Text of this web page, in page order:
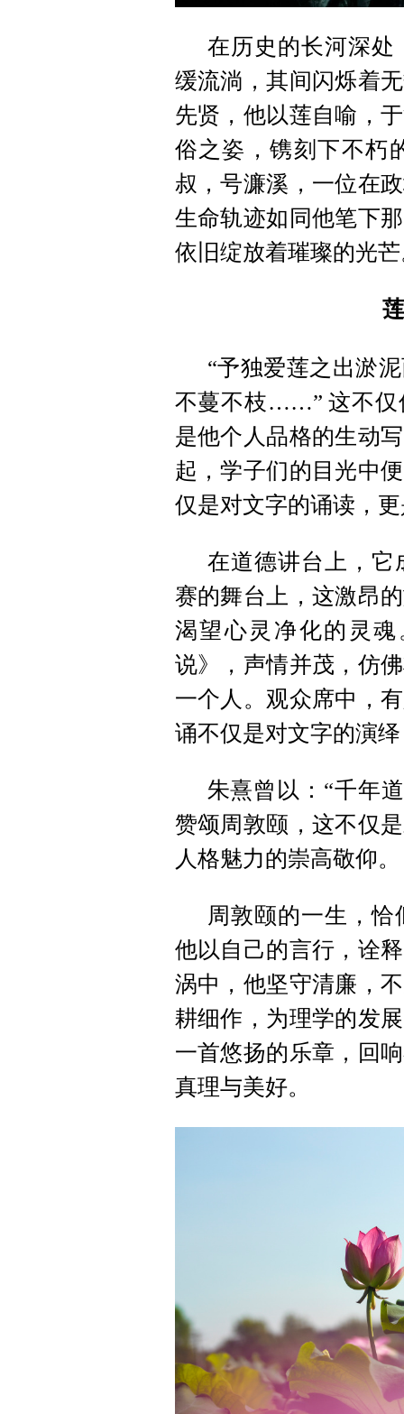
在历史的长河深处
缓流淌，其间闪烁着
先贤，他以莲自喻，
俗之姿，镌刻下不朽
叔，号濂溪，一位在
生命轨迹如同他笔下
依旧绽放着璀璨的光
“予独爱莲之出淤
不蔓不枝……” 这不仅
是他个人品格的生动
起，学子们的目光中
仅是对文字的诵读，
在道德讲台上，它
赛的舞台上，这激昂
渴望心灵净化的灵
说》，声情并茂，仿
一个人。观众席中，
诵不仅是对文字的演
朱熹曾以：“千年
赞颂周敦颐，这不仅
人格魅力的崇高敬仰。
周敦颐的一生，
他以自己的言行，诠
涡中，他坚守清廉，
耕细作，为理学的发
一首悠扬的乐章，回
真理与美好。